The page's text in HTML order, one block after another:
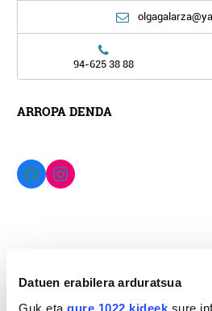
Datuen erabilera arduratsua
Guk eta gure 1022 kideek sure
ARROPA DENDA
Facebook
Instagram
94-625 38 88